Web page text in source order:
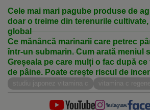
Cele mai mari pagube produse de
doar o treime din terenurile
global
Ce mănâncă marinarii care petrec
într-un submarin. Cum arată meniul
Greșeala pe care mulți o fac după
de pâine. Poate crește riscul de
studiu japonez vitamina c vitamina c